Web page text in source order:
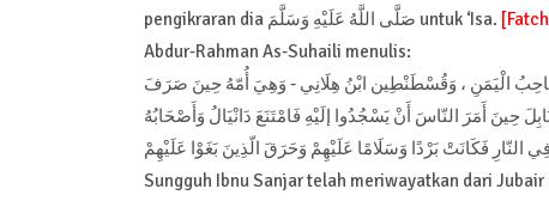
pengikraran dia صَلَّى اللَّهُ عَلَيْهِ وَسَلَّمَ untuk ‘Isa.
Abdur-Rahman As-Suhaili menulis:
صَاحِبُ الْيَمَنِ ، وَقُسْطَنْطِين ابْنُ هِلَانِي - وَهِيَ أُمّهُ حِينَ صَرَفَ
حِينَ أَمَرَ النّاسَ أَنْ يَسْجُدُوا إلَيْهِ فَامْتَنَعَ دَانْيَالُ وَأَصْحَابُهُ
النّارِ فَكَانَتْ بَرْدًا وَسَلَامًا عَلَيْهِمْ وَحَرَقَ الّذِينَ بَغَوْا عَلَيْهِمْ
Sungguh Ibnu Sanjar telah meriwayatkan dari